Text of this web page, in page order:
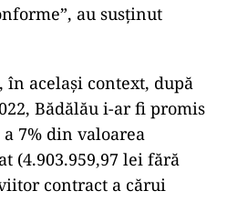
au susţinut
în acelaşi context, după
Bădălău i-ar fi promis
7% din valoarea
(4.903.959,97 lei fără
contract a cărui